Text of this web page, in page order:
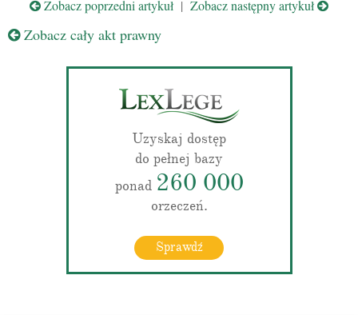
Zobacz poprzedni artykuł | Zobacz następny artykuł
Zobacz cały akt prawny
Uzyskaj dostęp
do pełnej bazy
ponad 260 000
orzeczeń.
Sprawdź